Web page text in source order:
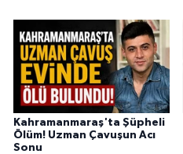
Kahramanmaraş'ta Şüpheli
Ölüm! Uzman Çavuşun Acı
Sonu